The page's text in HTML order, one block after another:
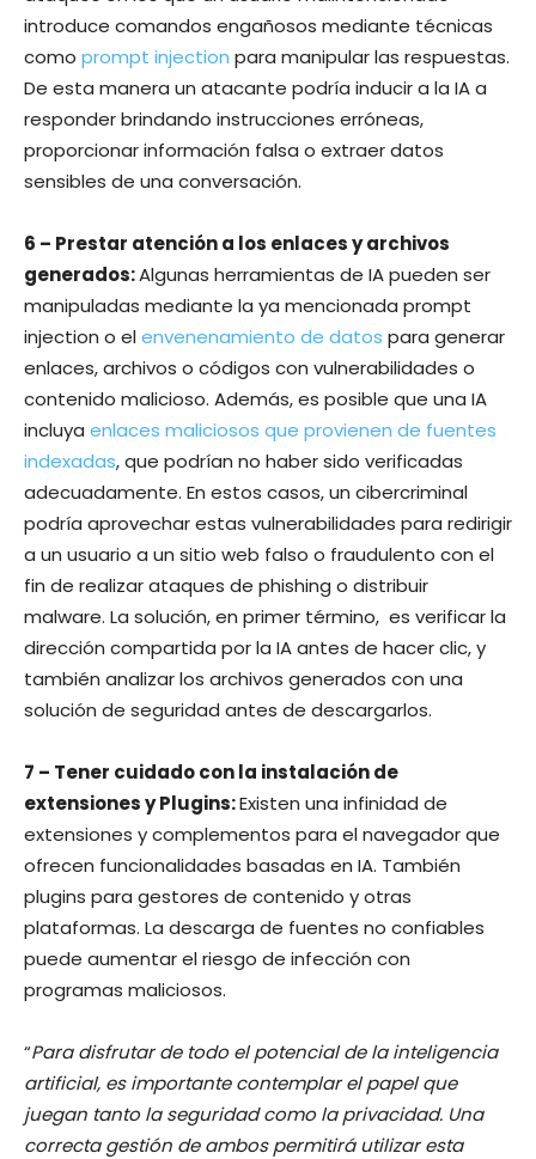
introduce comandos engañosos mediante técnicas
como prompt injection para manipular las respuestas.
De esta manera un atacante podría inducir a la IA a
responder brindando instrucciones erróneas,
proporcionar información falsa o extraer datos
sensibles de una conversación.
6 – Prestar atención a los enlaces y archivos
generados:Algunas herramientas de IA pueden ser
manipuladas mediante la ya mencionada prompt
injection o elenvenenamiento de datos para generar
enlaces, archivos o códigos con vulnerabilidades o
contenido malicioso. Además, es posible que una IA
incluya enlaces maliciosos que provienen de fuentes
indexadas, que podrían no haber sido verificadas
adecuadamente. En estos casos, un cibercriminal
podría aprovechar estas vulnerabilidades para redirigir
a un usuario a un sitio web falso o fraudulento con el
fin de realizar ataques de phishing o distribuir
malware. La solución, en primer término, es verificar la
dirección compartida por la IA antes de hacer clic, y
también analizar los archivos generados con una
solución de seguridad antes de descargarlos.
7 – Tener cuidado con la instalación de
extensiones y Plugins:Existen una infinidad de
extensiones y complementos para el navegador que
ofrecen funcionalidades basadas en IA. También
plugins para gestores de contenido y otras
plataformas. La descarga de fuentes no confiables
puede aumentar el riesgo de infección con
programas maliciosos.
“Para disfrutar de todo el potencial de la inteligencia
artificial, es importante contemplar el papel que
juegan tanto la seguridad como la privacidad. Una
correcta gestión de ambos permitirá utilizar esta